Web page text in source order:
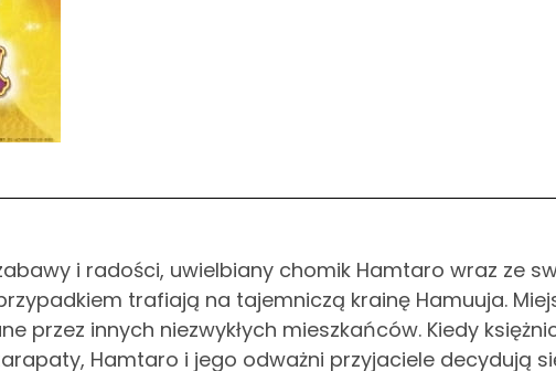
i radości, uwielbiany chomik Hamtaro wraz ze
trafiają na tajemniczą krainę Hamuuja.
przez innych niezwykłych mieszkańców. Kiedy
Hamtaro i jego odważni przyjaciele decydują